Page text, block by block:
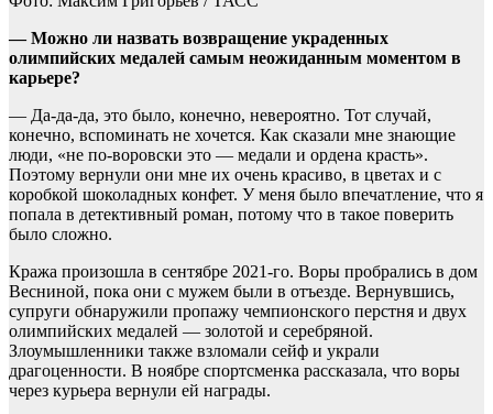
— Можно ли назвать возвращение украденных
олимпийских медалей самым неожиданным моментом в
карьере?
— Да-да-да, это было, конечно, невероятно. Тот случай,
конечно, вспоминать не хочется. Как сказали мне знающие
люди, «не по-воровски это — медали и ордена красть».
Поэтому вернули они мне их очень красиво, в цветах и с
коробкой шоколадных конфет. У меня было впечатление, что я
попала в детективный роман, потому что в такое поверить
было сложно.
Кража произошла в сентябре 2021-го. Воры пробрались в дом
Весниной, пока они с мужем были в отъезде. Вернувшись,
супруги обнаружили пропажу чемпионского перстня и двух
олимпийских медалей — золотой и серебряной.
Злоумышленники также взломали сейф и украли
драгоценности. В ноябре спортсменка рассказала, что воры
через курьера вернули ей награды.